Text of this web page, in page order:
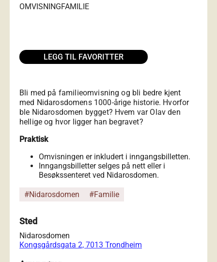
OMVISNINGFAMILIE
LEGG TIL FAVORITTER
Bli med på familieomvisning og bli bedre kjent
med Nidarosdomens 1000-årige historie. Hvorfor
ble Nidarosdomen bygget? Hvem var Olav den
hellige og hvor ligger han begravet?
Praktisk
Omvisningen er inkludert i inngangsbilletten.
Inngangsbilletter selges på nett eller i
Besøkssenteret ved Nidarosdomen.
#Nidarosdomen #Familie
Sted
Nidarosdomen
Kongsgårdsgata 2, 7013 Trondheim